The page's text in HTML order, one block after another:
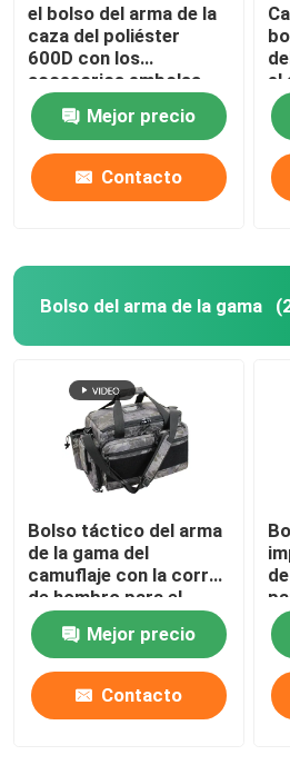
CALCETÍN IMPERMEABLE
el bolso del arma de la
caza del poliéster
600D con los
accesorios embolsa
para el tiroteo al aire
libre
Mejor precio
Contacto
el
Bolso del arma de la gama
Bolso táctico del arma
de la gama del
camuflaje con la correa
de hombro para el
tiroteo táctico
Mejor precio
Contacto
la